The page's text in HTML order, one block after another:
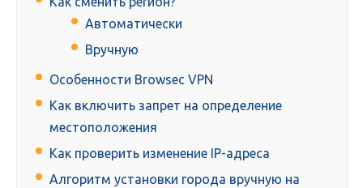
Автоматически
Вручную
Особенности Browsec VPN
Как включить запрет на определение
местоположения
Как проверить изменение IP-адреса
Алгоритм установки города вручную на